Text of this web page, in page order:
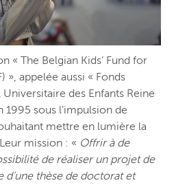
« The Belgian Kids’ Fund for
», appelée aussi « Fonds
des Enfants Reine
1995 sous l’impulsion de
mettre en lumière la
mission : « Offrir à de
de réaliser un projet de
d’une thèse de doctorat et